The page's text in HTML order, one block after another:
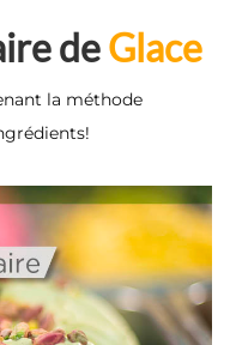
deGlace
la méthode